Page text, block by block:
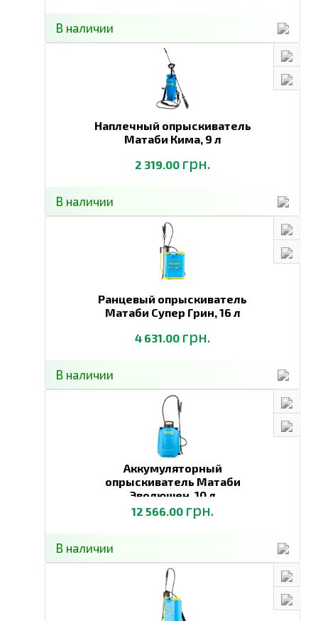
В наличии
Наплечный опрыскиватель
Матаби Кима, 9 л
2 319.00 грн.
В наличии
Ранцевый опрыскиватель
Матаби Супер Грин,16 л
4 631.00 грн.
В наличии
Аккумуляторный
опрыскиватель Матаби
Эволюшен, 10 л
12 566.00 грн.
В наличии